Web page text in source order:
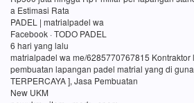
a Estimasi Rata
PADEL | matrialpadel wa
Facebook · TODO PADEL
6 hari yang lalu
matrialpadel wa me/6285770767815
pembuatan lapangan padel matrial yang di
TERPERCAYA ], Jasa Pembuatan
New UKM